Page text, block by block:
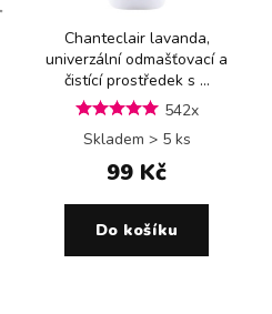
Chanteclair lavanda,
univerzální odmašťovací a
čistící prostředek s ...
542x
Skladem > 5 ks
99 Kč
Do košíku